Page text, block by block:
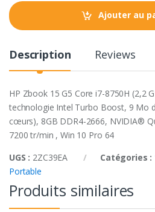
t
i
Ajouter au
Description Reviews
HP Zbook 15 G5 Core i7-8750H (2,2
technologie Intel Turbo Boost, 9 Mo
cœurs), 8GB DDR4-2666, NVIDIA®
7200 tr/min , Win 10 Pro 64
UGS : 2ZC39EA Catégories :
Portable
Produits similaires